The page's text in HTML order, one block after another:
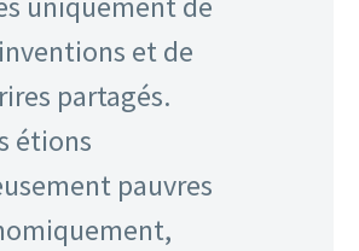
et de
partagés.
étions
pauvres